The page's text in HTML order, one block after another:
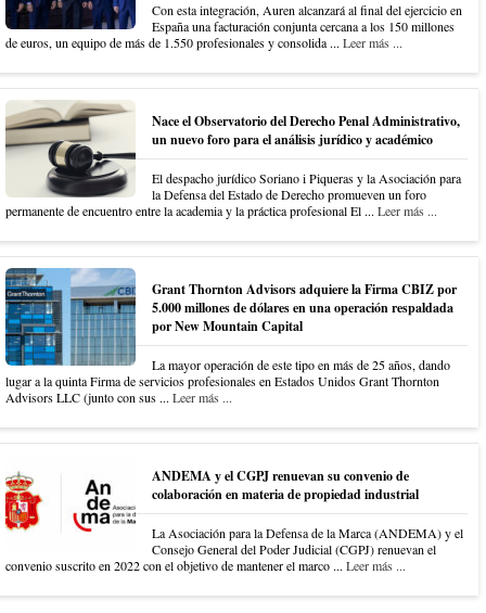
Con esta integración, Auren alcanzará al final del ejercicio en
España una facturación conjunta cercana a los 150 millones
de euros, un equipo de más de 1.550 profesionales y consolida ... Leer más ...
Nace el Observatorio del Derecho Penal Administrativo,
un nuevo foro para el análisis jurídico y académico
El despacho jurídico Soriano i Piqueras y la Asociación para
la Defensa del Estado de Derecho promueven un foro
permanente de encuentro entre la academia y la práctica profesional El ... Leer más ...
Grant Thornton Advisors adquiere la Firma CBIZ por
5.000 millones de dólares en una operación respaldada
por New Mountain Capital
La mayor operación de este tipo en más de 25 años, dando
lugar a la quinta Firma de servicios profesionales en Estados Unidos Grant Thornton
Advisors LLC (junto con sus ... Leer más ...
ANDEMA y el CGPJ renuevan su convenio de
colaboración en materia de propiedad industrial
La Asociación para la Defensa de la Marca (ANDEMA) y el
Consejo General del Poder Judicial (CGPJ) renuevan el
convenio suscrito en 2022 con el objetivo de mantener el marco ... Leer más ...